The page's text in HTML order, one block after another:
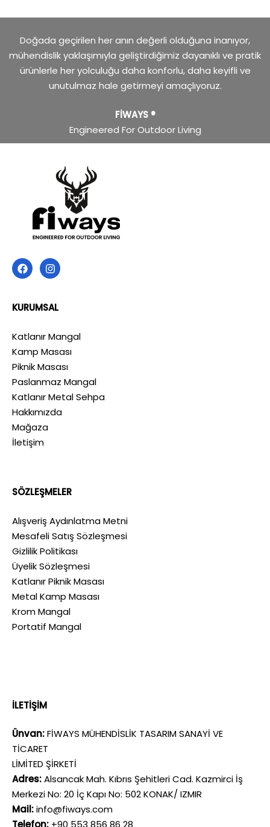
Doğada geçirilen her anın değerli olduğuna inanıyor,
mühendislik yaklaşımıyla geliştirdiğimiz dayanıklı ve pratik
ürünlerle her yolculuğu daha konforlu, daha keyifli ve
unutulmaz hale getirmeyi amaçlıyoruz.
FİWAYS ®
Engineered For Outdoor Living
KURUMSAL
Katlanır Mangal
Kamp Masası
Piknik Masası
Paslanmaz Mangal
Katlanır Metal Sehpa
Hakkımızda
Mağaza
İletişim
SÖZLEŞMELER
Alışveriş Aydınlatma Metni
Mesafeli Satış Sözleşmesi
Gizlilik Politikası
Üyelik Sözleşmesi
Katlanır Piknik Masası
Metal Kamp Masası
Krom Mangal
Portatif Mangal
İLETİŞİM
Ünvan:FİWAYS MÜHENDİSLİK TASARIM SANAYİ VE
TİCARET
LİMİTED ŞİRKETİ
Adres:Alsancak Mah. Kıbrıs Şehitleri Cad. Kazmirci İş
Merkezi No: 20 İç Kapı No: 502 KONAK/ IZMIR
Mail:info@fiways.com
Telefon: +90 553 856 86 28